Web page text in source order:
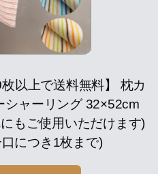
以上で送料無料】 枕カ
シャーリング 32×52cm
もご使用いただけます)
につき1枚まで)